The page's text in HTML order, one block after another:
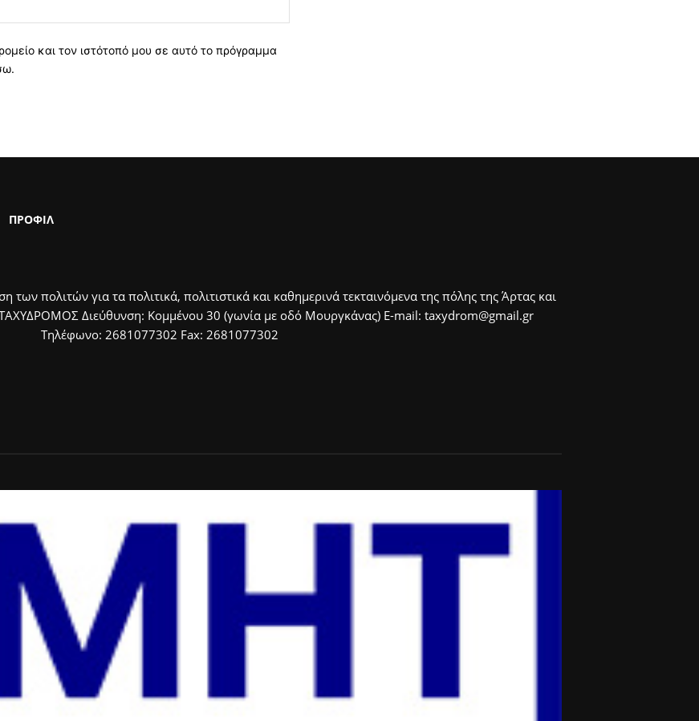
και τον ιστότοπό μου σε αυτό το πρόγραμμα
ΠΡΟΦΙΛ
των πολιτών για τα πολιτικά, πολιτιστικά και καθημερινά τεκταινόμενα της πόλης της Άρτας και
Διεύθυνση: Κομμένου 30 (γωνία με οδό Μουργκάνας) E-mail: taxydrom@gmail.gr
Τηλέφωνο: 2681077302 Fax: 2681077302